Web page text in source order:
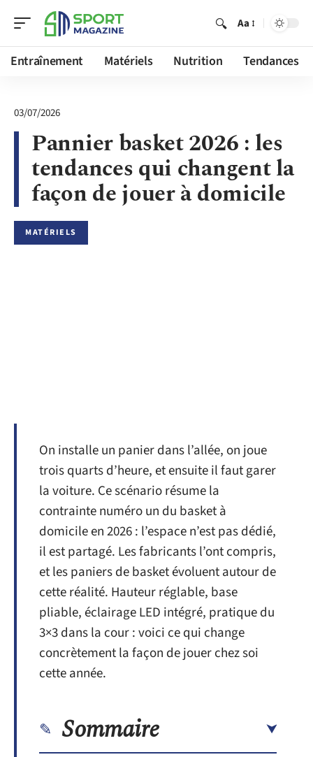
Aa
Entraînement Matériels Nutrition Tendances
03/07/2026
Pannier basket 2026 : les
tendances qui changent la
façon de jouer à domicile
MATÉRIELS
On installe un panier dans l’allée, on joue
trois quarts d’heure, et ensuite il faut garer
la voiture. Ce scénario résume la
contrainte numéro un du basket à
domicile en 2026 : l’espace n’est pas dédié,
il est partagé. Les fabricants l’ont compris,
et les paniers de basket évoluent autour de
cette réalité. Hauteur réglable, base
pliable, éclairage LED intégré, pratique du
3×3 dans la cour : voici ce qui change
concrètement la façon de jouer chez soi
cette année.
Sommaire